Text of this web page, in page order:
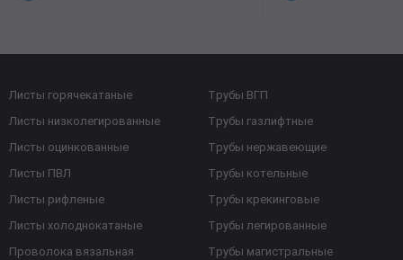
Листы горячекатаные
Листы низколегированные
Листы оцинкованные
Листы ПВЛ
Листы рифленые
Листы холоднокатаные
Проволока вязальная
Трубы ВГП
Трубы газлифтные
Трубы нержавеющие
Трубы котельные
Трубы крекинговые
Трубы легированные
Трубы магистральные